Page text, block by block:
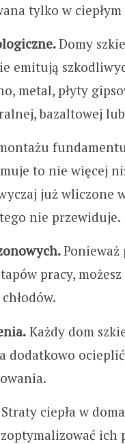
tylko w ciepłym
Domy
emitują
metal, płyty
bazaltowej
to nie więcej
już wliczone
nie przewiduje.
Ponieważ
pracy,
Każdy dom
dodatkowo
ciepła w
ich